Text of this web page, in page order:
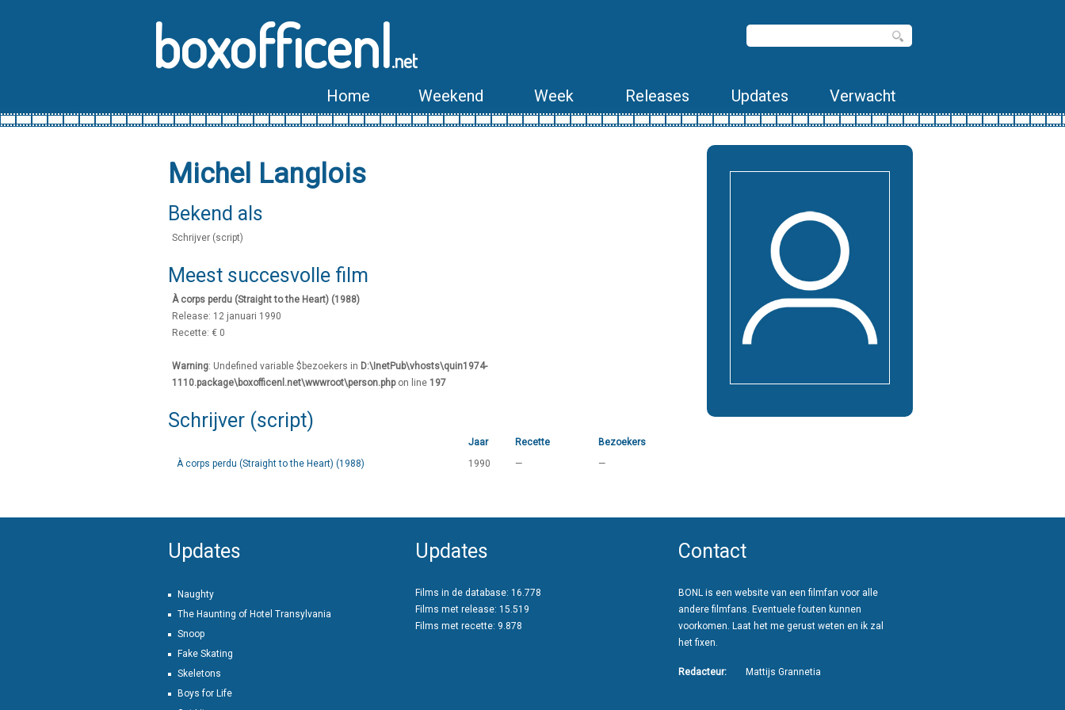
boxofficenl.net
Home Weekend Week Releases Updates Verwacht
Michel Langlois
Bekend als
Schrijver (script)
Meest succesvolle film
À corps perdu (Straight to the Heart) (1988)
Release: 12 januari 1990
Recette: € 0
Warning: Undefined variable $bezoekers in D:\InetPub\vhosts\quin1974-
1110.package\boxofficenl.net\wwwroot\person.phpon line 197
Schrijver (script)
Jaar Recette
Bezoekers
À corps perdu (Straight to the Heart) (1988)
1990 — —
Updates
Naughty
The Haunting of Hotel Transylvania
Snoop
Fake Skating
Skeletons
Boys for Life
Updates
Films in de database: 16.778
Films met release: 15.519
Films met recette: 9.878
Contact
BONL is een website van een filmfan voor alle
andere filmfans. Eventuele fouten kunnen
voorkomen. Laat het me gerust weten en ik zal
het fixen.
Redacteur: Mattijs Grannetia